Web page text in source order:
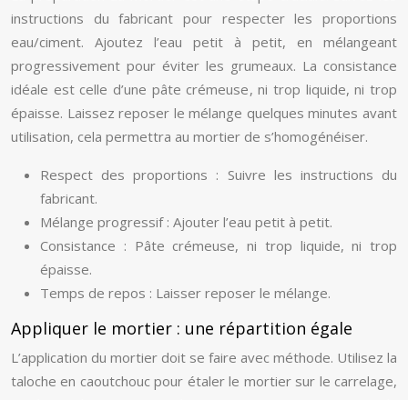
instructions du fabricant pour respecter les proportions
eau/ciment. Ajoutez l’eau petit à petit, en mélangeant
progressivement pour éviter les grumeaux. La consistance
idéale est celle d’une pâte crémeuse, ni trop liquide, ni trop
épaisse. Laissez reposer le mélange quelques minutes avant
utilisation, cela permettra au mortier de s’homogénéiser.
Respect des proportions : Suivre les instructions du
fabricant.
Mélange progressif : Ajouter l’eau petit à petit.
Consistance : Pâte crémeuse, ni trop liquide, ni trop
épaisse.
Temps de repos : Laisser reposer le mélange.
Appliquer le mortier : une répartition égale
L’application du mortier doit se faire avec méthode. Utilisez la
taloche en caoutchouc pour étaler le mortier sur le carrelage,